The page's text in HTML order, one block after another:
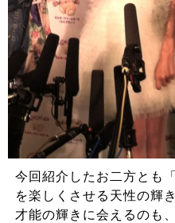
今回紹介したお二方とも
を楽しくさせる天性の輝
才能の輝きに会えるのも